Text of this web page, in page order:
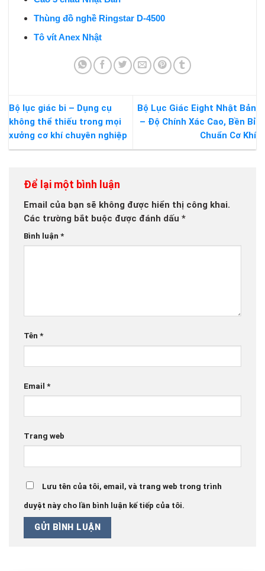
Thùng đồ nghề Ringstar D-4500
Tô vít Anex Nhật
Bộ lục giác bi – Dụng cụ
không thể thiếu trong mọi
xưởng cơ khí chuyên nghiệp
Bộ Lục Giác Eight Nhật Bản
– Độ Chính Xác Cao, Bền Bỉ
Chuẩn Cơ Khí
Để lại một bình luận
Email của bạn sẽ không được hiển thị công khai.
Các trường bắt buộc được đánh dấu *
Bình luận *
Tên *
Email *
Trang web
Lưu tên của tôi, email, và trang web trong trình
duyệt này cho lần bình luận kế tiếp của tôi.